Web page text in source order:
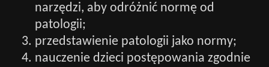
narzędzi, aby odróżnić normę od
patologii;
przedstawienie patologii jako normy;
nauczenie dzieci postępowania zgodnie